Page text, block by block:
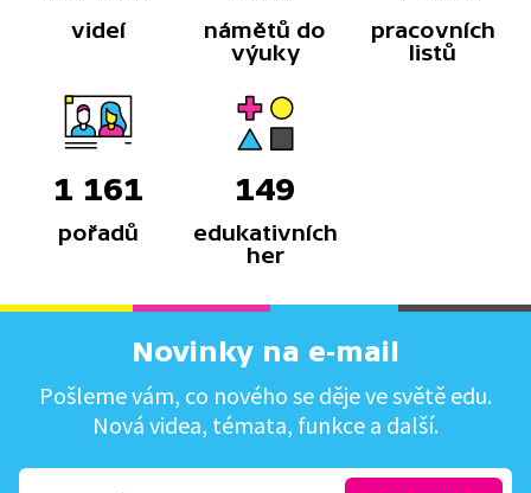
videí
námětů do
výuky
pracovních
listů
1 161
pořadů
149
edukativních
her
Novinky na e-mail
Pošleme vám, co nového se děje ve světě edu.
Nová videa, témata, funkce a další.